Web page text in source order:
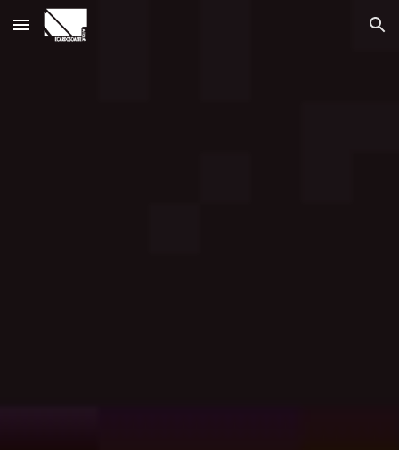
Skip to main content Skip to navigation